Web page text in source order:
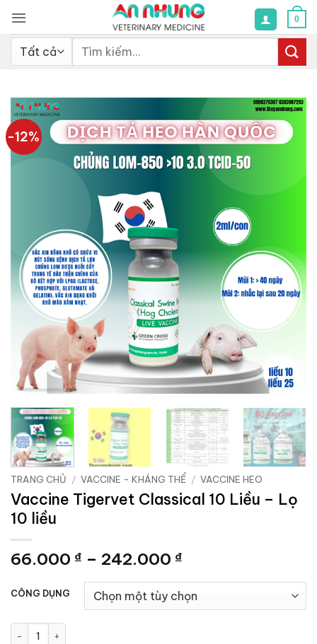
qua
nội
dung
0
Tìm
-12%
TRANG CHỦ / VACCINE - KHÁNG THỂ / VACCINE HEO
Vaccine Tigervet Classical 10 Liều – Lọ
10 liều
66.000 ₫ – 242.000 ₫
từ
66.000 ₫
CÔNG DỤNG
Vaccine Tigervet Classical 10 Liều - Lọ 10 liều số lượng